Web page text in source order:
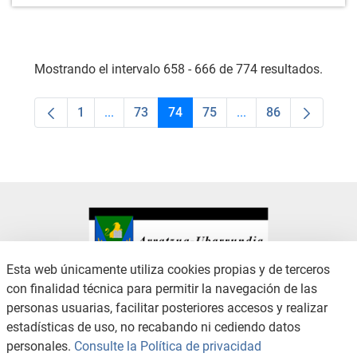
Mostrando el intervalo 658 - 666 de 774 resultados.
Página
1 ...Páginas intermedias Use TAB para
Página
73 Página
74 Página
75 ...PáginasPágina
86
CONTACTO
AVISO LEGAL
CANAL DE DENUNCIAS
POLÍTICA DE PRIVACIDAD
POLÍTICA DE COOKIES
ACCESIBILIDAD
Esta web únicamente utiliza cookies propias y de terceros
con finalidad técnica para permitir la navegación de las
personas usuarias, facilitar posteriores accesos y realizar
estadísticas de uso, no recabando ni cediendo datos
personales. Consulte la Política de privacidad